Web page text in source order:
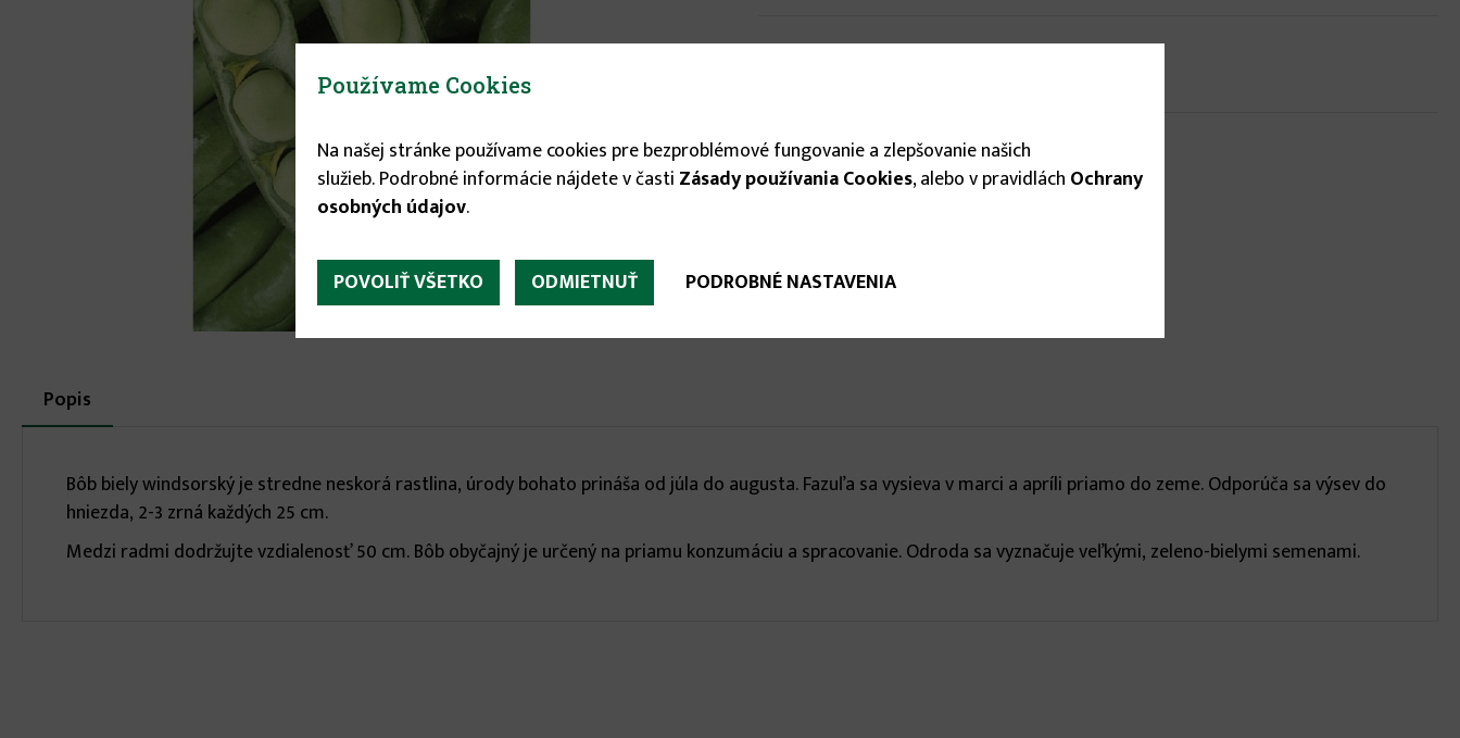
Stav tovaru: Na sklade
0.75 €
More
infos
Popis
karta)
Bôb biely windsorský je stredne neskorá rastlina, úrody bohato prináša od júla do augusta. Fazuľa sa vysieva v marci a apríli priamo do zeme. Odporúča sa výsev do
hniezda, 2-3 zrná každých 25 cm.
Medzi radmi dodržujte vzdialenosť 50 cm. Bôb obyčajný je určený na priamu konzumáciu a spracovanie. Odroda sa vyznačuje veľkými, zeleno-bielymi semenami.
Používame Cookies
Na našej stránke používame cookies pre bezproblémové fungovanie a zlepšovanie našich
služieb. Podrobné informácie nájdete v časti Zásady používania Cookies, alebo v pravidlách Ochrany
osobných údajov.
POVOLIŤ VŠETKO ODMIETNUŤ PODROBNÉ NASTAVENIA